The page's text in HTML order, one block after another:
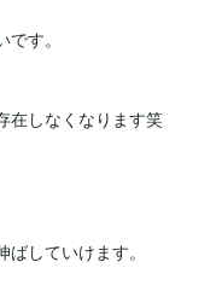
す。
在しなくなります笑
していけます。